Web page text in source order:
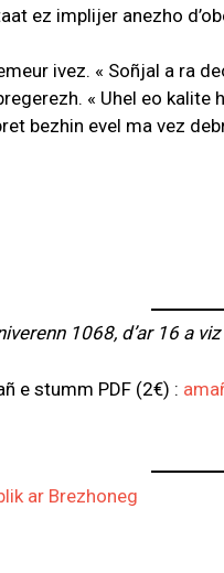
ez implijer anezho
ivez. « Soñjal a ra
« Uhel eo kalite
bezhin evel ma vez
1068, d’ar 16 a
e stumm PDF (2€) :
ar Brezhoneg